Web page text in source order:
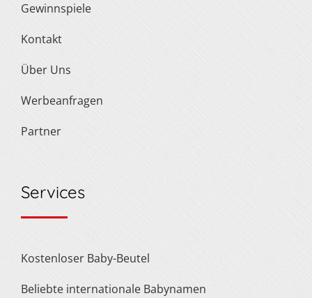
Gewinnspiele
Kontakt
Über Uns
Werbeanfragen
Partner
Services
Kostenloser Baby-Beutel
Beliebte internationale Babynamen